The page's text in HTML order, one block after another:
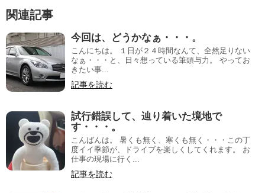
関連記事
今回は、どうかなぁ・・・。
こんにちは。 １日が２４時間なんて、全然足りない
なぁ・・・と、日々想っている筆頭与力。 やってお
きたい事...
記事を読む
試行錯誤して、辿り着いた境地で
す・・・。
こんばんは。 暑くも無く、寒くも無く・・・この丁
度イイ季節が、ドライブを楽しくしてくれます。 お
仕事の現場に行く...
記事を読む